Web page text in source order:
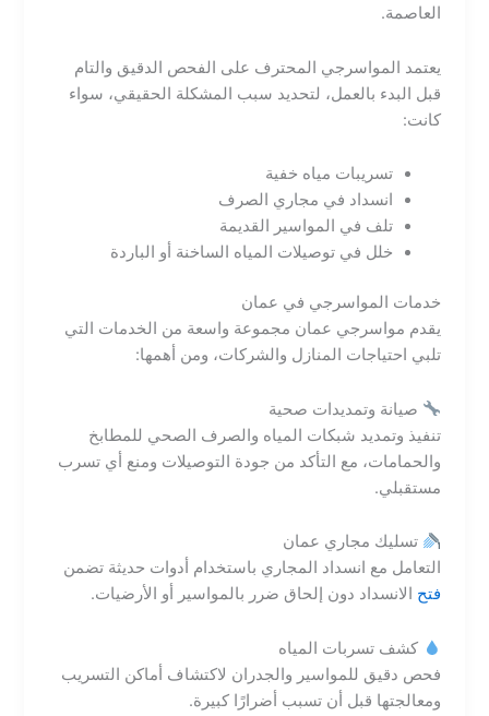
العاصمة.
يعتمد المواسرجي المحترف على الفحص الدقيق والتام
قبل البدء بالعمل، لتحديد سبب المشكلة الحقيقي، سواء
كانت:
تسريبات مياه خفية
انسداد في مجاري الصرف
تلف في المواسير القديمة
خلل في توصيلات المياه الساخنة أو الباردة
خدمات المواسرجي في عمان
يقدم مواسرجي عمان مجموعة واسعة من الخدمات التي
تلبي احتياجات المنازل والشركات، ومن أهمها:
صيانة وتمديدات صحية
تنفيذ وتمديد شبكات المياه والصرف الصحي للمطابخ
والحمامات، مع التأكد من جودة التوصيلات ومنع أي تسرب
مستقبلي.
تسليك مجاري عمان
التعامل مع انسداد المجاري باستخدام أدوات حديثة تضمن
فتح الانسداد دون إلحاق ضرر بالمواسير أو الأرضيات.
كشف تسربات المياه
فحص دقيق للمواسير والجدران لاكتشاف أماكن التسريب
ومعالجتها قبل أن تسبب أضرارًا كبيرة.